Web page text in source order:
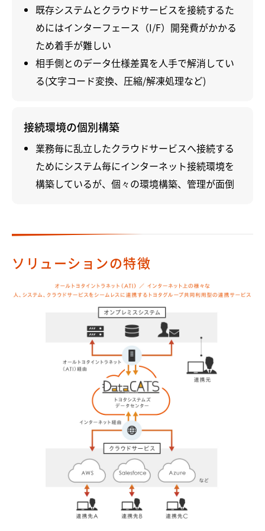
既存システムとクラウドサービスを接続するた
めにはインターフェース（I/F）開発費がかかる
ため着手が難しい
相手側とのデータ仕様差異を人手で解消してい
る(文字コード変換、圧縮/解凍処理など)
接続環境の個別構築
業務毎に乱立したクラウドサービスへ接続する
ためにシステム毎にインターネット接続環境を
構築しているが、個々の環境構築、管理が面倒
ソリューションの特徴